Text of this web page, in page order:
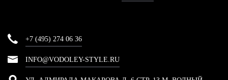
+7 (495) 274 06 36
INFO@VODOLEY-STYLE.RU